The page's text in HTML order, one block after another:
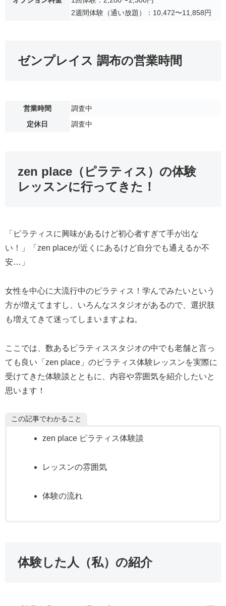
2週間体験（通い放題）：10,472〜11,858円
ゼンプレイス 調布の営業時間
営業時間
調査中
定休日
調査中
zen place（ピラティス）の体験
レッスンに行ってきた！
「ピラティスに興味があるけど初心者すぎて手が出な
い！」「zen placeが近くにあるけど自分でも通えるか不
安…」
女性を中心に大流行中のピラティス！学んでみたいという
方が増えてますし、いろんなスタジオがあるので、選択肢
も増えてきて迷ってしまいますよね。
ここでは、数あるピラティススタジオの中でも老舗と言っ
ても良い「zen place」のピラティス体験レッスンを実際に
受けてきた体験談とともに、内容や雰囲気を紹介したいと
思います！
この記事でわかること
zen place ピラティス体験談
レッスンの雰囲気
体験の流れ
体験した人（私）の紹介